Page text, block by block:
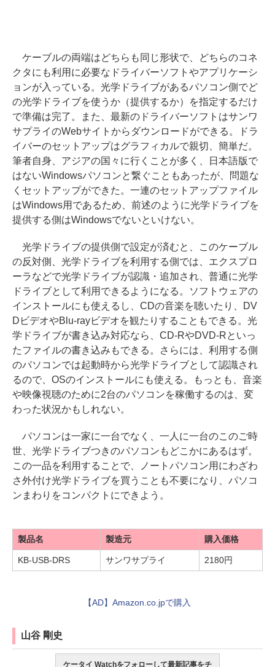
ケーブルの両端はどちらも同じ形状で、どちらのコネ
クタにも利用に必要なドライバーソフトやアプリケーシ
ョンが入っている。光学ドライブがあるパソコン側でど
の光学ドライブを使うか（提供するか）を指定するだけ
で準備は完了。また、最新のドライバーソフトはサンワ
サプライのWebサイトからダウンロードができる。ドラ
イバーのセットアップはグラフィカルで親切、簡単だ。
筆者自身、アジアの国々に行くことが多く、日本語版で
はないWindowsパソコンと繋ぐこともあったが、問題な
くセットアップができた。一連のセットアップファイル
はWindows用であるため、前述のように光学ドライブを
提供する側はWindowsでないといけない。
光学ドライブの提供側で設定が済むと、このケーブル
の反対側、光学ドライブを利用する側では、エクスプロ
ーラなどで光学ドライブが認識・追加され、普通に光学
ドライブとして利用できるようになる。ソフトウェアの
インストールにも使えるし、CDの音楽を聴いたり、DV
DビデオやBlu-rayビデオを観たりすることもできる。光
学ドライブが書き込み対応なら、CD-RやDVD-Rといっ
たファイルの書き込みもできる。さらには、利用する側
のパソコンでは起動時から光学ドライブとして認識され
るので、OSのインストールにも使える。もっとも、音楽
や映像視聴のために2台のパソコンを稼働するのは、変
わった状況かもしれない。
パソコンは一家に一台でなく、一人に一台のこのご時
世、光学ドライブつきのパソコンもどこかにあるはず。
この一品を利用することで、ノートパソコン用にわざわ
さ外付け光学ドライブを買うことも不要になり、パソコ
ンまわりをコンパクトにできよう。
製品名 製造元 購入価格
KB-USB-DRS サンワサプライ 2180円
【AD】Amazon.co.jpで購入
山谷 剛史
ケータイ Watchをフォローして最新記事をチ